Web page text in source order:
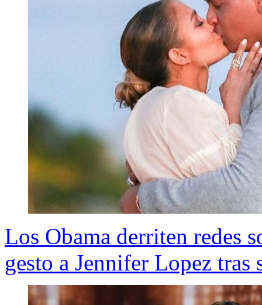
Los Obama derriten redes
gesto a Jennifer Lopez tras